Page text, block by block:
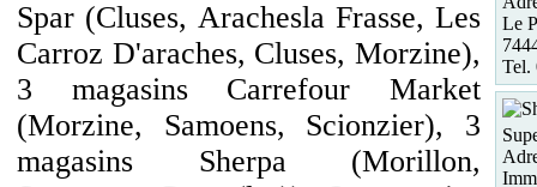
Spar (Cluses, Arachesla Frasse, Les
Carroz D'araches, Cluses, Morzine),
3 magasins Carrefour Market
(Morzine, Samoens, Scionzier), 3
magasins Sherpa (Morillon,
Le
Tel.